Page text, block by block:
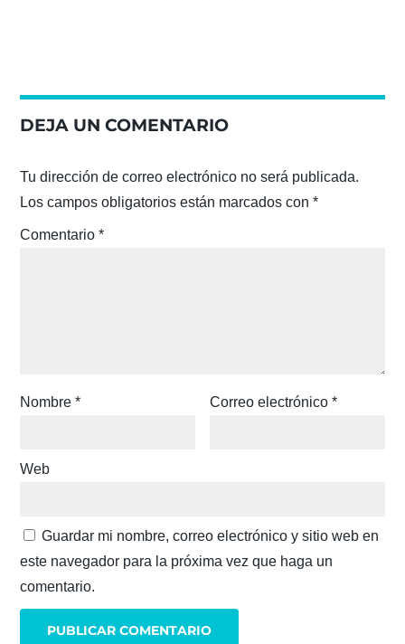
DEJA UN COMENTARIO
Tu dirección de correo electrónico no será publicada.
Los campos obligatorios están marcados con*
Comentario*
Nombre* Correo electrónico*
Web
Guardar mi nombre, correo electrónico y sitio web en
este navegador para la próxima vez que haga un
comentario.